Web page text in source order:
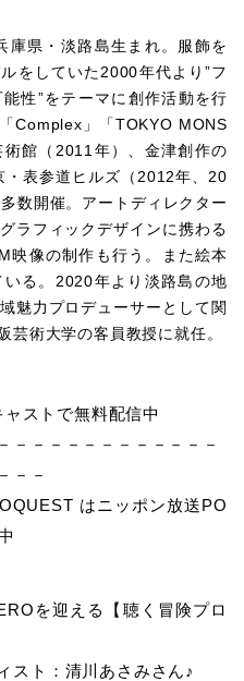
庫県・淡路島生まれ。服飾を
をしていた2000年代より”フ
性”をテーマに創作活動を行
Complex」「TOKYO MONS
館（2011年）、金津創作の
表参道ヒルズ（2012年、20
数開催。アートディレクター
ラフィックデザインに携わる
映像の制作も行う。また絵本
る。2020年より淡路島の地
魅力プロデューサーとして関
芸術大学の客員教授に就任。
ストで無料配信中
－－－－－－－－－－－－
－－
はニッポン放送PO
を迎える【聴く冒険プロ
スト：清川あさみさん♪